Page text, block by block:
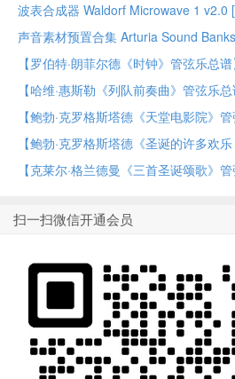
波表合成器 Waldorf Microwave 1 v2.0
扫一扫微信开通会员